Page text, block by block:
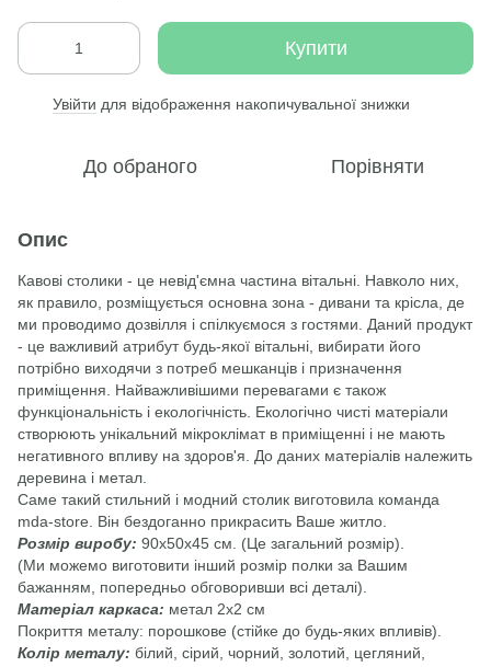
Купити
Увійти для відображення накопичувальної знижки
До обраного Порівняти
Опис
Кавові столики - це невід'ємна частина вітальні. Навколо них,
як правило, розміщується основна зона - дивани та крісла, де
ми проводимо дозвілля і спілкуємося з гостями. Даний продукт
- це важливий атрибут будь-якої вітальні, вибирати його
потрібно виходячи з потреб мешканців і призначення
приміщення. Найважливішими перевагами є також
функціональність і екологічність. Екологічно чисті матеріали
створюють унікальний мікроклімат в приміщенні і не мають
негативного впливу на здоров'я. До даних матеріалів належить
деревина і метал.
Саме такий стильний і модний столик виготовила команда
mda-store. Він бездоганно прикрасить Ваше житло.
Розмір виробу: 90х50х45 см. (Це загальний розмір).
(Ми можемо виготовити інший розмір полки за Вашим
бажанням, попередньо обговоривши всі деталі).
Матеріал каркаса: метал 2х2 см
Покриття металу: порошкове (стійке до будь-яких впливів).
Колір металу: білий, сірий, чорний, золотий, цегляний,